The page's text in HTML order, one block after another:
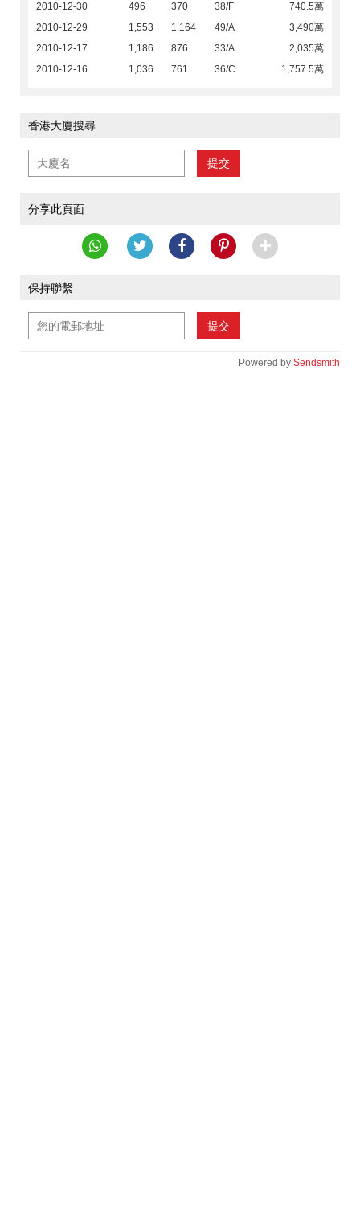
2010-12-30
496 370 38/F
740.5萬
2010-12-29
1,553 1,164 49/A
3,490萬
2010-12-17
1,186 876 33/A
2,035萬
2010-12-16
1,036 761 36/C 1,757.5萬
香港大廈搜尋
提交
分享此頁面
保持聯繫
提交
Powered by Sendsmith